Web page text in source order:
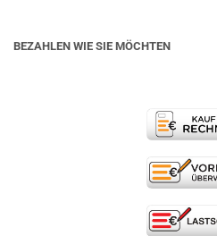
BEZAHLEN WIE SIE MÖCHTEN